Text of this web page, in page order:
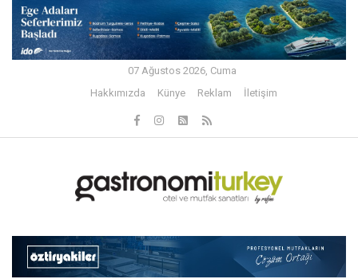
07 Ağustos 2026, Cuma
Hakkımızda
Künye Reklam İletişim